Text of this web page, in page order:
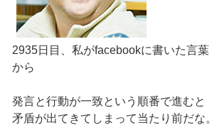
2935日目、私がfacebookに書いた言葉
から
発言と行動が一致という順番で進むと
矛盾が出てきてしまって当たり前だな。